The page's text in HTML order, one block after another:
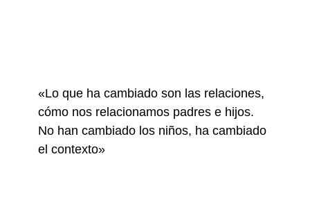
«Lo que ha cambiado son las relaciones,
cómo nos relacionamos padres e hijos.
No han cambiado los niños, ha cambiado
el contexto»